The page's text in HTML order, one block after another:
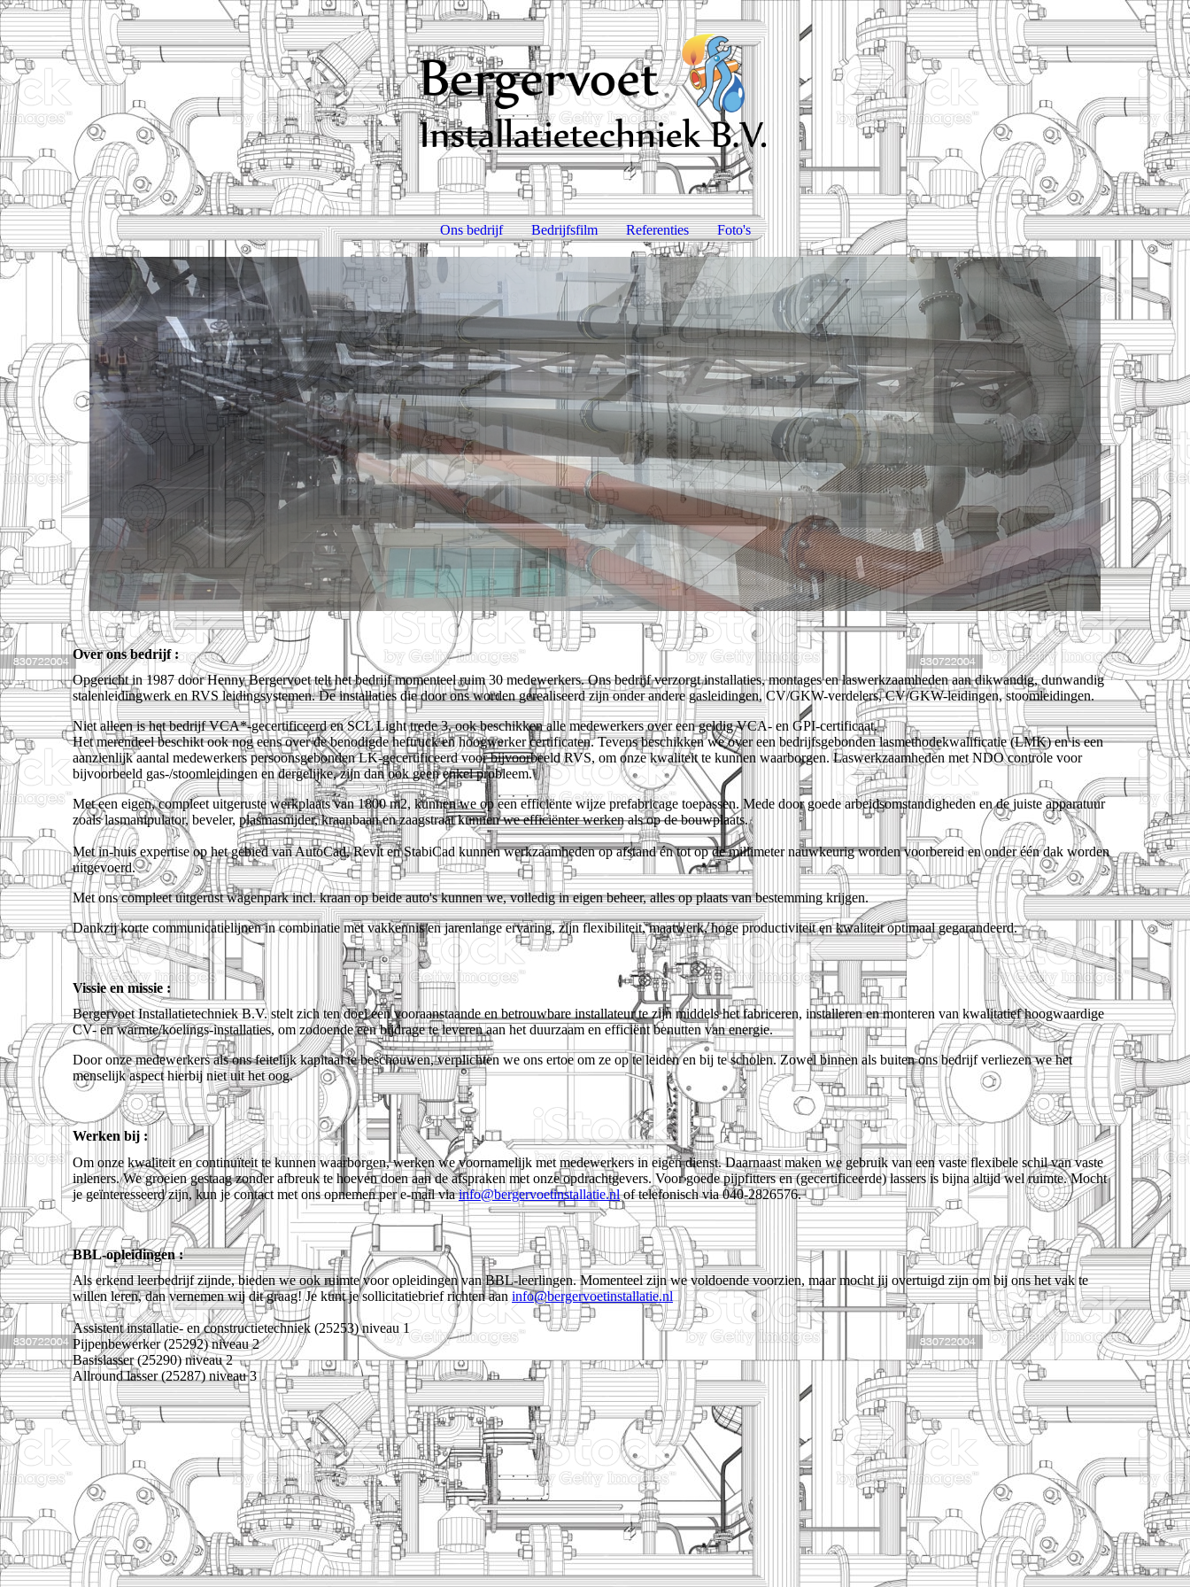
Ons bedrijf Bedrijfsfilm Referenties Foto's
Over ons bedrijf :
Opgericht in 1987 door Henny Bergervoet telt het bedrijf momenteel ruim 30 medewerkers. Ons bedrijf verzorgt installaties, montages en laswerkzaamheden aan dikwandig, dunwandig
stalenleidingwerk en RVS leidingsystemen. De installaties die door ons worden gerealiseerd zijn onder andere gasleidingen, CV/GKW-verdelers, CV/GKW-leidingen, stoomleidingen.
Niet alleen is het bedrijf VCA*-gecertificeerd en SCL Light trede 3, ook beschikken alle medewerkers over een geldig VCA- en GPI-certificaat.
Het merendeel beschikt ook nog eens over de benodigde heftruck en hoogwerker certificaten. Tevens beschikken we over een bedrijfsgebonden lasmethodekwalificatie (LMK) en is een
aanzienlijk aantal medewerkers persoonsgebonden LK-gecertificeerd voor bijvoorbeeld RVS, om onze kwaliteit te kunnen waarborgen. Laswerkzaamheden met NDO controle voor
bijvoorbeeld gas-/stoomleidingen en dergelijke, zijn dan ook geen enkel probleem.
Met een eigen, compleet uitgeruste werkplaats van 1800 m2, kunnen we op een efficiënte wijze prefabricage toepassen. Mede door goede arbeidsomstandigheden en de juiste apparatuur
zoals lasmanipulator, beveler, plasmasnijder, kraanbaan en zaagstraat kunnen we efficiënter werken als op de bouwplaats.
Met in-huis expertise op het gebied van AutoCad, Revit en StabiCad kunnen werkzaamheden op afstand én tot op de millimeter nauwkeurig worden voorbereid en onder één dak worden
uitgevoerd.
Met ons compleet uitgerust wagenpark incl. kraan op beide auto's kunnen we, volledig in eigen beheer, alles op plaats van bestemming krijgen.
Dankzij korte communicatielijnen in combinatie met vakkennis en jarenlange ervaring, zijn flexibiliteit, maatwerk, hoge productiviteit en kwaliteit optimaal gegarandeerd.
Vissie en missie :
Bergervoet Installatietechniek B.V. stelt zich ten doel een vooraanstaande en betrouwbare installateur te zijn middels het fabriceren, installeren en monteren van kwalitatief hoogwaardige
CV- en warmte/koelings-installaties, om zodoende een bijdrage te leveren aan het duurzaam en efficiënt benutten van energie.
Door onze medewerkers als ons feitelijk kapitaal te beschouwen, verplichten we ons ertoe om ze op te leiden en bij te scholen. Zowel binnen als buiten ons bedrijf verliezen we het
menselijk aspect hierbij niet uit het oog.
Werken bij :
Om onze kwaliteit en continuïteit te kunnen waarborgen, werken we voornamelijk met medewerkers in eigen dienst. Daarnaast maken we gebruik van een vaste flexibele schil van vaste
inleners. We groeien gestaag zonder afbreuk te hoeven doen aan de afspraken met onze opdrachtgevers. Voor goede pijpfitters en (gecertificeerde) lassers is bijna altijd wel ruimte. Mocht
je geïnteresseerd zijn, kun je contact met ons opnemen per e-mail viainfo@bergervoetinstallatie.nlof telefonisch via 040-2826576.
BBL-opleidingen :
Als erkend leerbedrijf zijnde, bieden we ook ruimte voor opleidingen van BBL-leerlingen. Momenteel zijn we voldoende voorzien, maar mocht jij overtuigd zijn om bij ons het vak te
willen leren, dan vernemen wij dit graag! Je kunt je sollicitatiebrief richten aaninfo@bergervoetinstallatie.nl
Assistent installatie- en constructietechniek (25253) niveau 1
Pijpenbewerker (25292) niveau 2
Basislasser (25290) niveau 2
Allround lasser (25287) niveau 3